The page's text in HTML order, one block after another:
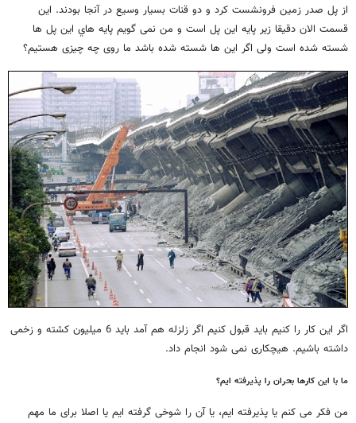
از پل صدر زمین فرونشست کرد و دو قنات بسیار وسیع در آنجا بودند. این
قسمت الان دقیقا زیر پایه این پل است و من نمی گویم پايه هاي این پل ها
شسته شده است ولی اگر این ها شسته شده باشد ما روی چه چیزی هستیم؟
اگر این کار را کنیم باید قبول کنیم اگر زلزله هم آمد باید 6 میلیون کشته و زخمی
داشته باشیم. هیچکاری نمی شود انجام داد.
ما با این کارها بحران را پذیرفته ایم؟
من فکر می کنم یا پذیرفته ایم، یا آن را شوخی گرفته ایم یا اصلا برای ما مهم